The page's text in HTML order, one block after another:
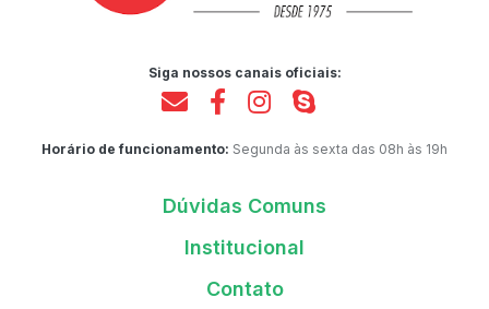
Siga nossos canais oficiais:
Horário de funcionamento: Segunda às sexta das 08h às 19h
Dúvidas Comuns
Institucional
Contato